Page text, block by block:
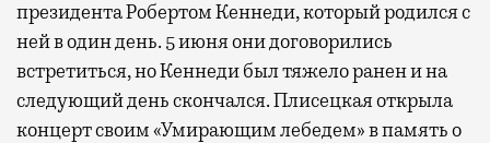
президента Робертом Кеннеди, который родился с
ней в один день. 5 июня они договорились
встретиться, но Кеннеди был тяжело ранен и на
следующий день скончался. Плисецкая открыла
концерт своим «Умирающим лебедем» в память о